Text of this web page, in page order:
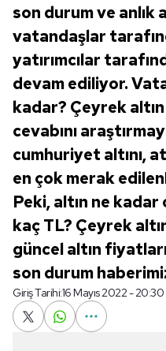
son durum ve anlık
vatandaşlar
yatırımcılar
devam ediliyor.
kadar? Çeyrek
cevabını
cumhuriyet altını,
en çok merak
Peki, altın ne
kaç TL? Çeyrek
güncel altın
son durum
Giriş Tarihi:16 Mayıs 2022 - 20:30